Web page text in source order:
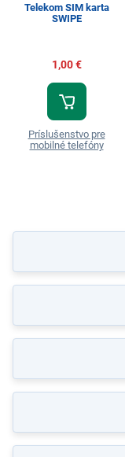
Telekom SIM karta
SWIPE
1,00 €
Príslušenstvo pre
mobilné telefóny